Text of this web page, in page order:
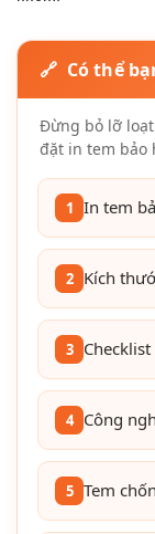
🔗 Có thể
Đừng bỏ lỡ
đặt in tem bảo
1 In tem
2 Kích
3
4 Công
5 Tem